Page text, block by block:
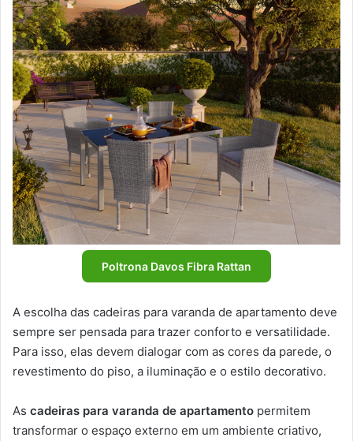
Poltrona Davos Fibra Rattan
A escolha das cadeiras para varanda de apartamento deve
sempre ser pensada para trazer conforto e versatilidade.
Para isso, elas devem dialogar com as cores da parede, o
revestimento do piso, a iluminação e o estilo decorativo.
As cadeiras para varanda de apartamento permitem
transformar o espaço externo em um ambiente criativo,